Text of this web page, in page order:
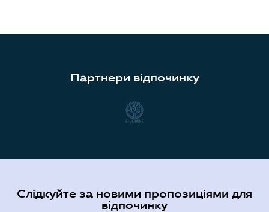
Партнери відпочинку
Слідкуйте за новими пропозиціями для
відпочинку